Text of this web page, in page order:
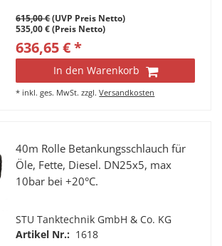
615,00 €(UVP Preis Netto)
535,00 € (Preis Netto)
636,65 € *
In den Warenkorb
* inkl. ges. MwSt. zzgl.Versandkosten
40m Rolle Betankungsschlauch für
Öle, Fette, Diesel. DN25x5, max
10bar bei +20°C.
STU Tanktechnik GmbH & Co. KG
Artikel Nr.: 1618